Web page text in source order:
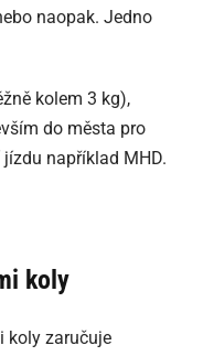
naopak. Jedno
kolem 3 kg),
do města pro
například MHD.
koly
koly zaručuje